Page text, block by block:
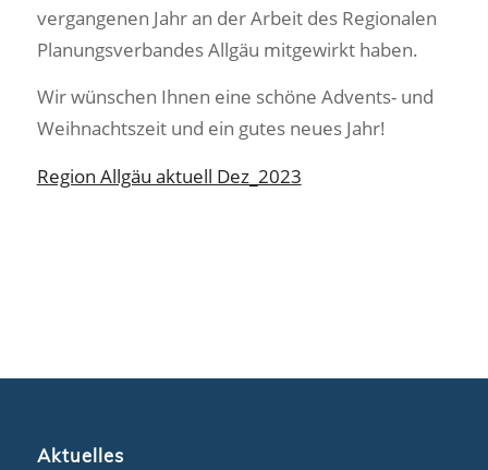
vergangenen Jahr an der Arbeit des Regionalen
Planungsverbandes Allgäu mitgewirkt haben.
Wir wünschen Ihnen eine schöne Advents- und
Weihnachtszeit und ein gutes neues Jahr!
Region Allgäu aktuell Dez_2023
Aktuelles